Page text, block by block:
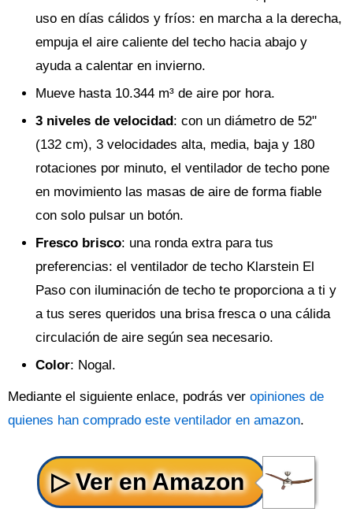
uso en días cálidos y fríos: en marcha a la derecha,
empuja el aire caliente del techo hacia abajo y
ayuda a calentar en invierno.
Mueve hasta 10.344 m³ de aire por hora.
3 niveles de velocidad: con un diámetro de 52"
(132 cm), 3 velocidades alta, media, baja y 180
rotaciones por minuto, el ventilador de techo pone
en movimiento las masas de aire de forma fiable
con solo pulsar un botón.
Fresco brisco: una ronda extra para tus
preferencias: el ventilador de techo Klarstein El
Paso con iluminación de techo te proporciona a ti y
a tus seres queridos una brisa fresca o una cálida
circulación de aire según sea necesario.
Color: Nogal.
Mediante el siguiente enlace, podrás ver opiniones de
quienes han comprado este ventilador en amazon.